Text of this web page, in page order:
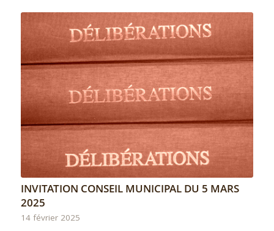
INVITATION CONSEIL MUNICIPAL DU 5 MARS
2025
14 février 2025